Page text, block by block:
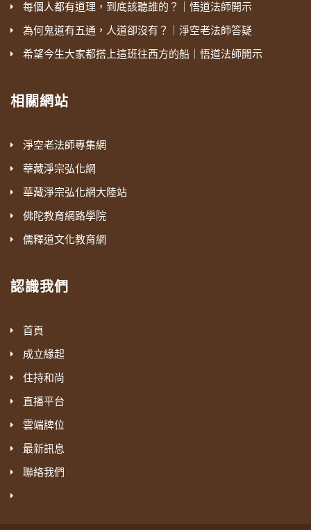
每個人都有道理，到底該聽誰的？｜悟道法師開示
為何鬼道有五通，人道卻沒有？｜淨空老法師答疑
希望今生大家都搭上這班往西方的船｜悟道法師開示
相關網站
淨空老法師專集網
華藏淨宗弘化網
華藏淨宗弘化網大陸站
佛陀教育網路學院
儒釋道文化教育網
認識我們
首頁
成立緣起
住持和尚
直播平台
雲端牌位
最新訊息
聯絡我們